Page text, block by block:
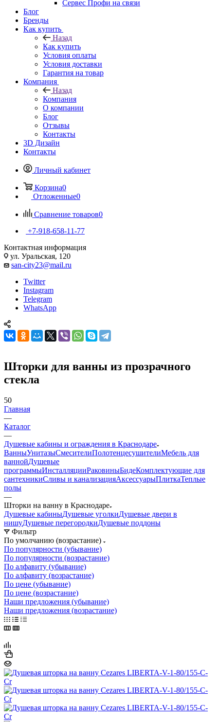
Сервес Профи на связи
Блог
Бренды
Как купить
Назад
Как купить
Условия оплаты
Условия доставки
Гарантия на товар
Компания
Назад
Компания
О компании
Блог
Отзывы
Контакты
3D Дизайн
Контакты
Личный кабинет
Корзина0
Отложенные0
Сравнение товаров0
+7-918-658-11-77
Контактная информация
ул. Уральская, 120
san-city23@mail.ru
Twitter
Instagram
Telegram
WhatsApp
Шторки для ванны из прозрачного
стекла
50
Главная
—
Каталог
—
Душевые кабины и ограждения в Краснодаре
ВанныУнитазыСмесителиПолотенцесушителиМебель для
ваннойДушевые
программыИнсталляцииРаковиныБидеКомплектующие для
сантехникиСливы и канализацияАксессуарыПлиткаТеплые
полы
—
Шторки на ванну в Краснодаре
Душевые кабиныДушевые уголкиДушевые двери в
нишуДушевые перегородкиДушевые поддоны
Фильтр
По умолчанию (возрастание)
По популярности (убывание)
По популярности (возрастание)
По алфавиту (убывание)
По алфавиту (возрастание)
По цене (убывание)
По цене (возрастание)
Наши предложения (убывание)
Наши предложения (возрастание)